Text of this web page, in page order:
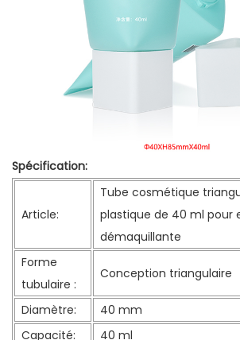
Spécification:
Article:
Tube cosmétique
plastique de 40 ml pour
démaquillante
Forme
tubulaire :
Conception triangulaire
Diamètre:
40 mm
Capacité:
40 ml